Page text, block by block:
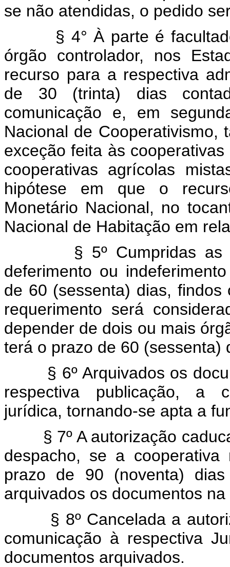
se não atendidas, o pedido
§ 4° À parte é facultado
órgão controlador, nos
recurso para a respectiva
de 30 (trinta) dias
comunicação e, em
Nacional de
exceção feita às
cooperativas agrícolas
hipótese em que o
Monetário Nacional, no
Nacional de Habitação em
§ 5º Cumpridas as
deferimento ou
de 60 (sessenta) dias,
requerimento será
depender de dois ou mais
terá o prazo de 60 (sessenta)
§ 6º Arquivados os
respectiva publicação, a
jurídica, tornando-se apta a
§ 7º A autorização
despacho, se a
prazo de 90 (noventa)
arquivados os documentos
§ 8º Cancelada a
comunicação à respectiva
documentos arquivados.